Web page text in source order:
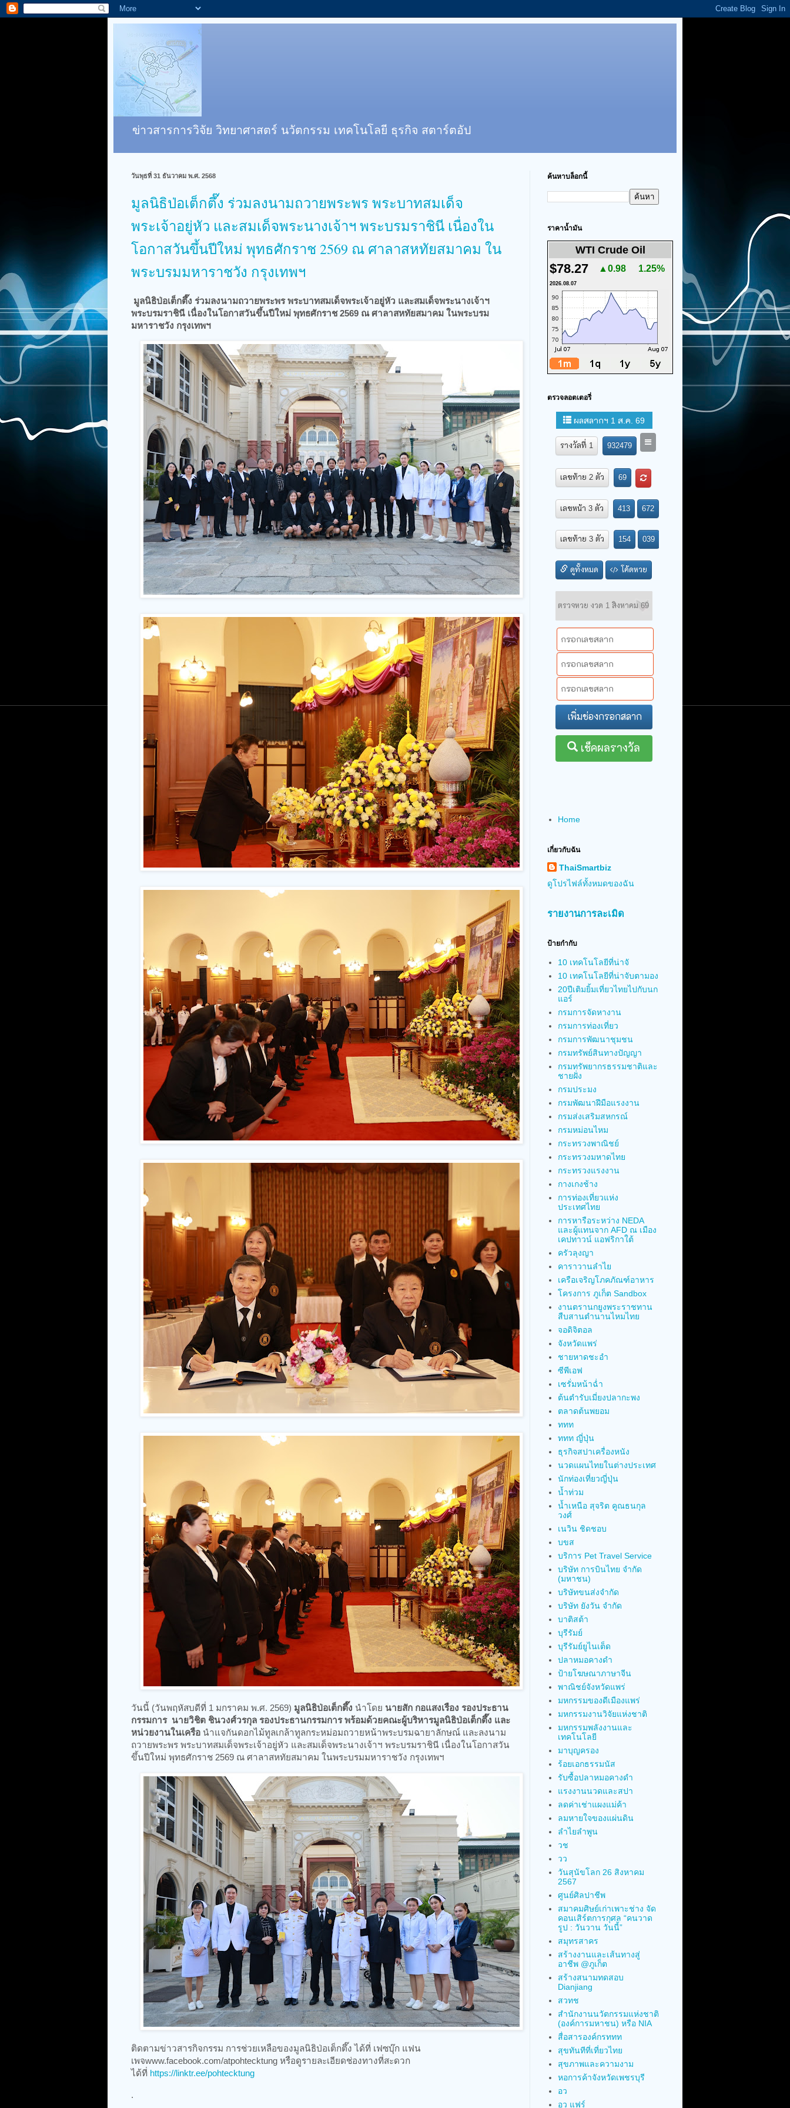
ข่าวสารการวิจัย วิทยาศาสตร์ นวัตกรรม เทคโนโลยี ธุรกิจ สตาร์ตอัป
วันพุธที่ 31 ธันวาคม พ.ศ. 2568
มูลนิธิป่อเต็กตึ๊ง ร่วมลงนามถวายพระพร พระบาทสมเด็จ
พระเจ้าอยู่หัว และสมเด็จพระนางเจ้าฯ พระบรมราชินี เนื่องใน
โอกาสวันขึ้นปีใหม่ พุทธศักราช 2569 ณ ศาลาสหทัยสมาคม ใน
พระบรมมหาราชวัง กรุงเทพฯ
มูลนิธิป่อเต็กตึ๊ง ร่วมลงนามถวายพระพร พระบาทสมเด็จพระเจ้าอยู่หัว และสมเด็จพระนางเจ้าฯ
พระบรมราชินี เนื่องในโอกาสวันขึ้นปีใหม่ พุทธศักราช 2569 ณ ศาลาสหทัยสมาคม ในพระบรม
มหาราชวัง กรุงเทพฯ
วันนี้ (วันพฤหัสบดีที่ 1 มกราคม พ.ศ. 2569) มูลนิธิป่อเต็กตึ๊ง นำโดย นายสัก กอแสงเรือง รองประธาน
กรรมการ นายวิชิต ชินวงศ์วรกุล รองประธานกรรมการ พร้อมด้วยคณะผู้บริหารมูลนิธิป่อเต็กตึ๊ง และ
หน่วยงานในเครือ นำแจกันดอกไม้ทูลเกล้าทูลกระหม่อมถวายหน้าพระบรมฉายาลักษณ์ และลงนาม
ถวายพระพร พระบาทสมเด็จพระเจ้าอยู่หัว และสมเด็จพระนางเจ้าฯ พระบรมราชินี เนื่องในโอกาสวัน
ขึ้นปีใหม่ พุทธศักราช 2569 ณ ศาลาสหทัยสมาคม ในพระบรมมหาราชวัง กรุงเทพฯ
ติดตามข่าวสารกิจกรรม การช่วยเหลือของมูลนิธิป่อเต็กตึ๊ง ได้ที่ เฟซบุ๊ก แฟน
เพจwww.facebook.com/atpohtecktung หรือดูรายละเอียดช่องทางที่สะดวก
ได้ที่ https://linktr.ee/pohtecktung
.
ค้นหาบล็อกนี้
ราคาน้ำมัน
WTI Crude Oil
$78.27 ▲0.98 1.25%
2026.08.07
ตรวจลอตเตอรี่
Home
เกี่ยวกับฉัน
ThaiSmartbiz
ดูโปรไฟล์ทั้งหมดของฉัน
รายงานการละเมิด
ป้ายกำกับ
10 เทคโนโลยีที่น่าจั
10 เทคโนโลยีที่น่าจับตามอง
20ปีเติมยิ้มเที่ยวไทยไปกับนก
แอร์
กรมการจัดหางาน
กรมการท่องเที่ยว
กรมการพัฒนาชุมชน
กรมทรัพย์สินทางปัญญา
กรมทรัพยากรธรรมชาติและ
ชายฝั่ง
กรมประมง
กรมพัฒนาฝีมือแรงงาน
กรมส่งเสริมสหกรณ์
กรมหม่อนไหม
กระทรวงพาณิชย์
กระทรวงมหาดไทย
กระทรวงแรงงาน
กางเกงช้าง
การท่องเที่ยวแห่ง
ประเทศไทย
การหารือระหว่าง NEDA
และผู้แทนจาก AFD ณ เมือง
เคปทาวน์ แอฟริกาใต้
ครัวลุงญา
คาราวานลำไย
เครือเจริญโภคภัณฑ์อาหาร
โครงการ ภูเก็ต Sandbox
งานตรานกยูงพระราชทาน
สืบสานตำนานไหมไทย
จอดิจิตอล
จังหวัดแพร่
ชายหาดชะอำ
ซีพีเอฟ
เซรั่มหน้าฉ่ำ
ต้นตำรับเมี่ยงปลากะพง
ตลาดต้นพยอม
ททท
ททท ญี่ปุ่น
ธุรกิจสปาเครื่องหนัง
นวดแผนไทยในต่างประเทศ
นักท่องเที่ยวญี่ปุ่น
น้ำท่วม
น้ำเหนือ สุจริต คูณธนกุล
วงศ์
เนวิน ชิดชอบ
บขส
บริการ Pet Travel Service
บริษัท การบินไทย จำกัด
(มหาชน)
บริษัทขนส่งจำกัด
บริษัท ยังวัน จำกัด
บาติสต้า
บุรีรัมย์
บุรีรัมย์ยูไนเต็ด
ปลาหมอคางดำ
ป้ายโฆษณาภาษาจีน
พาณิชย์จังหวัดแพร่
มหกรรมของดีเมืองแพร่
มหกรรมงานวิจัยแห่งชาติ
มหกรรมพลังงานและ
เทคโนโลยี
มาบุญครอง
ร้อยเอกธรรมนัส
รับซื้อปลาหมอคางดำ
แรงงานนวดและสปา
ลดค่าเช่าแผงแม่ค้า
ลมหายใจของแผ่นดิน
ลำไยลำพูน
วช
วว
วันสุนัขโลก 26 สิงหาคม
2567
ศูนย์ศิลปาชีพ
สมาคมศิษย์เก่าเพาะช่าง จัด
คอนเสิร์ตการกุศล “คนวาด
รูป : วันวาน วันนี้”
สมุทรสาคร
สร้างงานและเส้นทางสู่
อาชีพ @ภูเก็ต
สร้างสนามทดสอบ
Dianjiang
สวทช
สำนักงานนวัตกรรมแห่งชาติ
(องค์การมหาชน) หรือ NIA
สื่อสารองค์กรททท
สุขทันทีที่เที่ยวไทย
สุขภาพและความงาม
หอการค้าจังหวัดเพชรบุรี
อว
อว แฟร์